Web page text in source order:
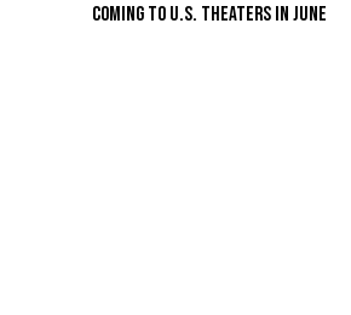
COMING TO U.S. THEATERS IN JUNE